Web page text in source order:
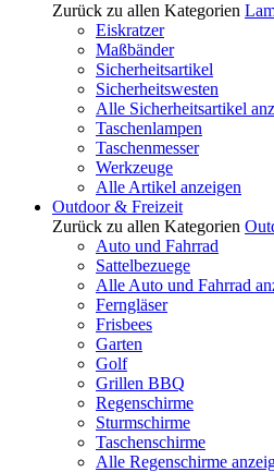
Zurück zu allen Kategorien
Eiskratzer
Maßbänder
Sicherheitsartikel
Sicherheitswesten
Alle Sicherheitsartikel
Taschenlampen
Taschenmesser
Werkzeuge
Alle Artikel anzeigen
Outdoor & Freizeit
Zurück zu allen Kategorien
Auto und Fahrrad
Sattelbezuege
Alle Auto und Fahrrad
Ferngläser
Frisbees
Garten
Golf
Grillen BBQ
Regenschirme
Sturmschirme
Taschenschirme
Alle Regenschirme